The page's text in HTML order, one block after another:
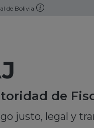
de Bolivia
de
justo, legal y